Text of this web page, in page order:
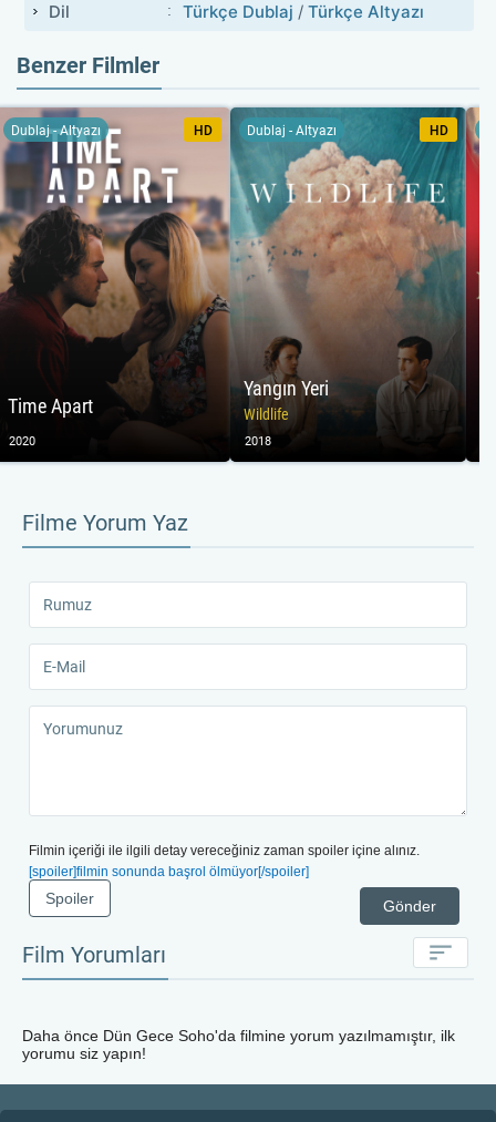
Dil
Türkçe Dublaj / Türkçe Altyazı
Benzer Filmler
Time Apart
Dublaj - Altyazı HD
2020
Yangın Yeri
Wildlife
Dublaj - Altyazı HD
2018
Filme Yorum Yaz
Filmin içeriği ile ilgili detay vereceğiniz zaman spoiler içine alınız.
[spoiler]filmin sonunda başrol ölmüyor[/spoiler]
Gönder
Spoiler
Film Yorumları
Daha önce Dün Gece Soho'da filmine yorum yazılmamıştır, ilk
yorumu siz yapın!